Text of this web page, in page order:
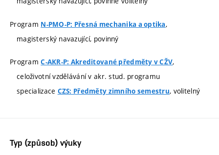
Program N-PMO-P: Přesná mechanika a optika,
magisterský navazující, povinný
ProgramC-AKR-P: Akreditované předměty v CŽV,
celoživotní vzdělávání v akr. stud. programu
specializace CZS: Předměty zimního semestru, volitelný
Typ (způsob) výuky